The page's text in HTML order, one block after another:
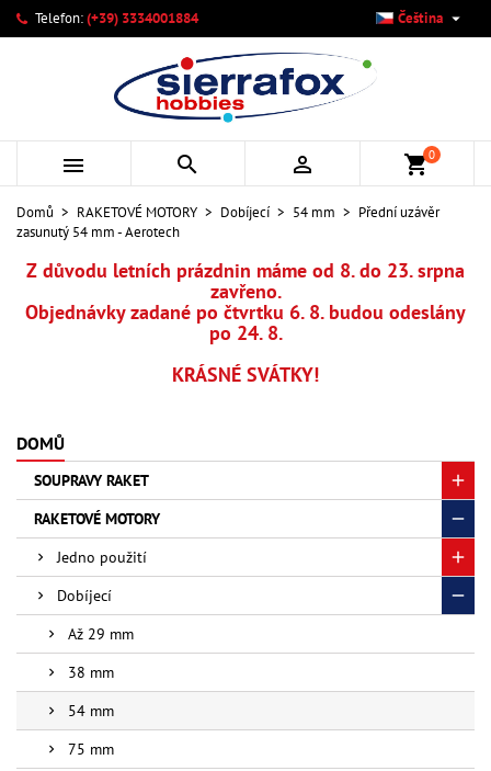
Telefon:(+39) 3334001884 Čeština 
   shopping_cart0
Domů RAKETOVÉ MOTORY Dobíjecí 54 mm
Přední uzávěr
zasunutý 54 mm - Aerotech
Z důvodu letních prázdnin máme od 8. do 23. srpna
zavřeno.
Objednávky zadané po čtvrtku 6. 8. budou odeslány
po 24. 8.
KRÁSNÉ SVÁTKY!
DOMŮ
SOUPRAVY RAKET
RAKETOVÉ MOTORY
Jedno použití
Dobíjecí
Až 29 mm
38 mm
54 mm
75 mm
Můj seznam přání ×
Vytvořit nový seznam
Vytvořit seznam přání ×
Název seznamu přání
Zrušit Vytvořit seznam přání
Přihlásit se ×
Musíte být přihlášen, abyste si mohli výrobky uložit do
svého seznamu přání.
Zrušit Přihlásit se